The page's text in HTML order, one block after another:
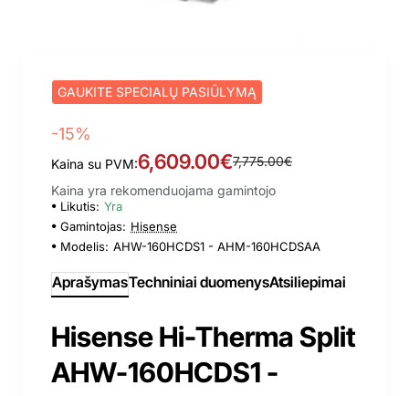
GAUKITE SPECIALŲ PASIŪLYMĄ
-15%
Kaina su PVM:6,609.00€7,775.00€
Kaina yra rekomenduojama gamintojo
Likutis: Yra
Gamintojas: Hisense
Modelis: AHW-160HCDS1 - AHM-160HCDSAA
AprašymasTechniniai duomenysAtsiliepimai
Hisense Hi-Therma Split
AHW-160HCDS1 -